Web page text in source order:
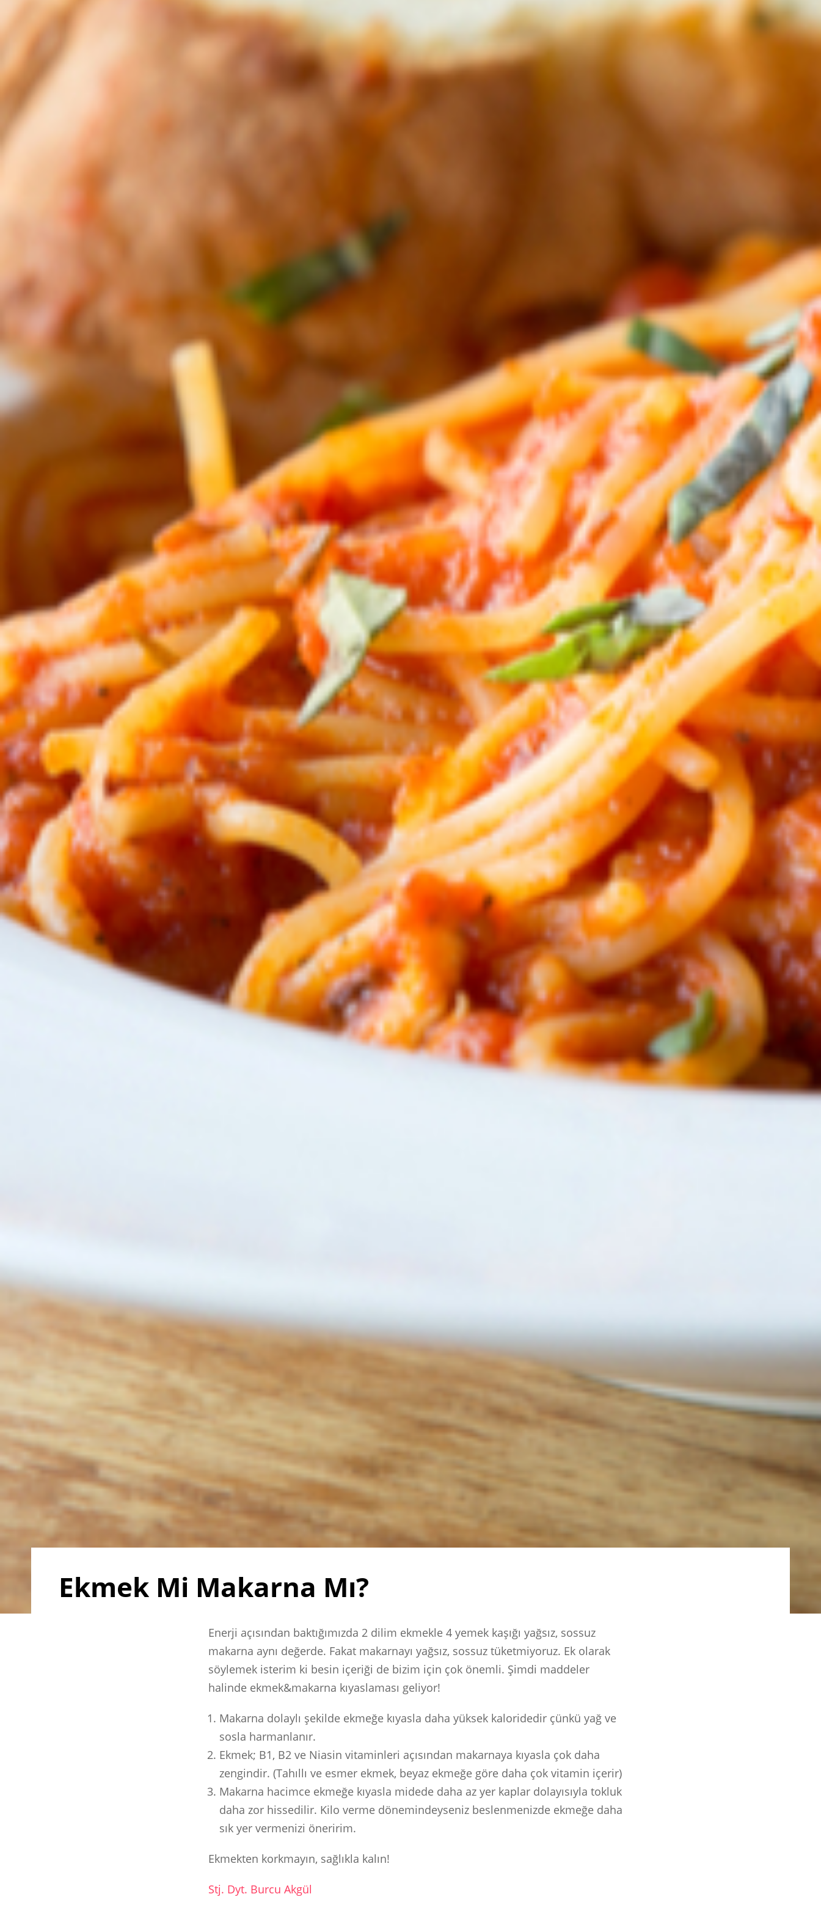
Ekmek Mi Makarna Mı?
Enerji açısından baktığımızda 2 dilim ekmekle 4 yemek kaşığı yağsız, sossuz
makarna aynı değerde. Fakat makarnayı yağsız, sossuz tüketmiyoruz. Ek olarak
söylemek isterim ki besin içeriği de bizim için çok önemli. Şimdi maddeler
halinde ekmek&makarna kıyaslaması geliyor!
Makarna dolaylı şekilde ekmeğe kıyasla daha yüksek kaloridedir çünkü yağ ve
sosla harmanlanır.
Ekmek; B1, B2 ve Niasin vitaminleri açısından makarnaya kıyasla çok daha
zengindir. (Tahıllı ve esmer ekmek, beyaz ekmeğe göre daha çok vitamin içerir)
Makarna hacimce ekmeğe kıyasla midede daha az yer kaplar dolayısıyla tokluk
daha zor hissedilir. Kilo verme dönemindeyseniz beslenmenizde ekmeğe daha
sık yer vermenizi öneririm.
Ekmekten korkmayın, sağlıkla kalın!
Stj. Dyt. Burcu Akgül